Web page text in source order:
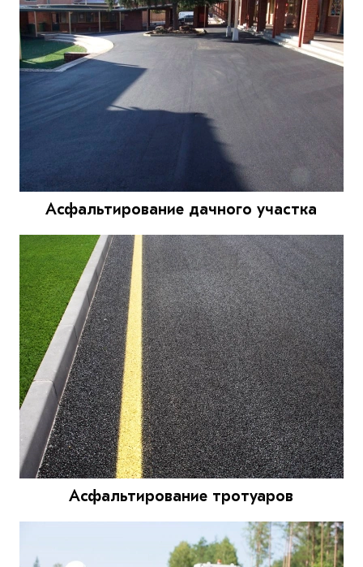
Асфальтирование дачного участка
Асфальтирование тротуаров